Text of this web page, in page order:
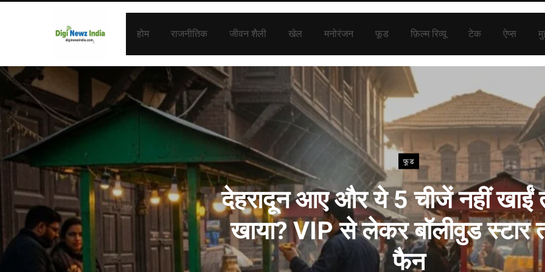
होम राजनीतिक जीवन शैली खेल मनोरंजन फूड फ़िल्म रिव्यू टेक ऐप्स
फूड
देहरादून आए और ये 5 चीजें नहीं खाईं
खाया? VIP से लेकर बॉलीवुड स्टार
फैन